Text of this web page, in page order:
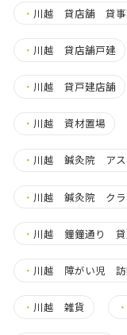
・ 川越 貸店舗 貸事
・ 川越 貸店舗戸建
・ 川越 貸戸建店舗
・ 川越 資材置場
・ 川越 鍼灸院 アス
・ 川越 鍼灸院 クラ
・ 川越 鐘鐘通り 貸
・ 川越 障がい児 訪
・ 川越 雑貨 ・